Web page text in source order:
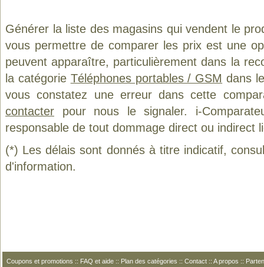
Générer la liste des magasins qui vendent le
vous permettre de comparer les prix est une
peuvent apparaître, particulièrement dans la
la catégorie Téléphones portables / GSM dans
vous constatez une erreur dans cette
contacter pour nous le signaler. i-
responsable de tout dommage direct ou indirect
(*) Les délais sont donnés à titre indicatif,
d'information.
Coupons et promotions :: FAQ et aide :: Plan des catégories :: Contact :: A propos ::